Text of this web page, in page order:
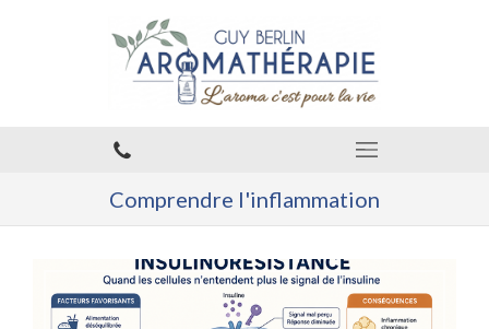
Comprendre l'inflammation